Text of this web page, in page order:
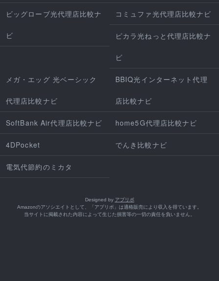
ビッグローブ光代理店比較ナ
ビ
コミュファ光代理店比較ナビ
ピカラ光ねっと代理店比較ナ
ビ
メガ・エッグ 光ベーシック
代理店比較ナビ
BBIQ光インターネット代理
店比較ナビ
SoftBank Air代理店比較ナビ home5G代理店比較ナビ
4DPocket でんき比較ナビ
電気代節約のミカタ
Designed by アプリポ
Amazonのアソシエイトとして、「アプリポ」は適格販売により収入を得ています。
当サイトに掲載された内容によって生じた損害等の一切の責任を負いません。